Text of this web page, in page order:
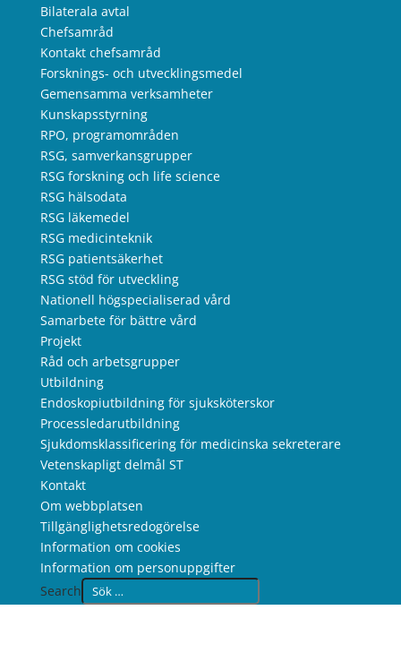
Bilaterala avtal
Chefsamråd
Kontakt chefsamråd
Forsknings- och utvecklingsmedel
Gemensamma verksamheter
Kunskapsstyrning
RPO, programområden
RSG, samverkansgrupper
RSG forskning och life science
RSG hälsodata
RSG läkemedel
RSG medicinteknik
RSG patientsäkerhet
RSG stöd för utveckling
Nationell högspecialiserad vård
Samarbete för bättre vård
Projekt
Råd och arbetsgrupper
Utbildning
Endoskopiutbildning för sjuksköterskor
Processledarutbildning
Sjukdomsklassificering för medicinska sekreterare
Vetenskapligt delmål ST
Kontakt
Om webbplatsen
Tillgänglighetsredogörelse
Information om cookies
Information om personuppgifter
Search